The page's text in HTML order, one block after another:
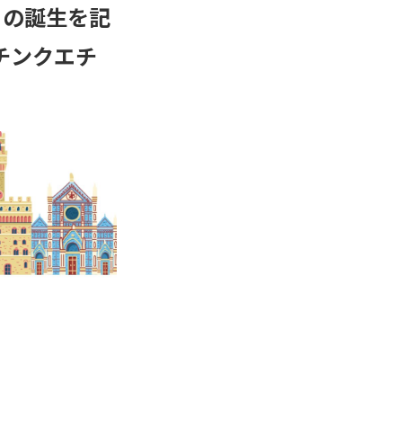
誕生を記
ンクエチ